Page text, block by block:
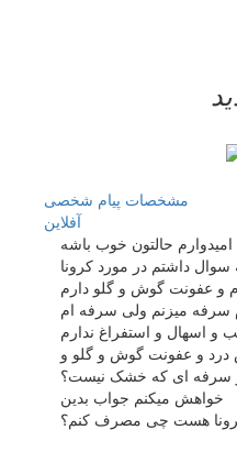
مشخصات پیام شخصی
آفلاين
حالتون خوب باشه
داشتم در مورد کرونا
عفونت گوش و گلو دارم
سرفه میزنم ولی سرفه ام
درد و عفونت گوش و گلو و
سرفه ای که خشک نیست؟
خواهش میکنم جواب بدین
هست چی مصرف کنم؟